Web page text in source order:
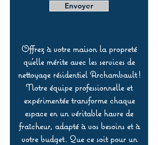
Envoyer
Offrez à votre maison la propreté
qu’elle mérite avec les services de
nettoyage résidentiel Archambault !
Notre équipe professionnelle et
expérimentée transforme chaque
espace en un véritable havre de
fraîcheur, adapté à vos besoins et à
votre budget. Que ce soit pour un